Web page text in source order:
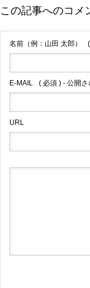
この記事へのコメ
名前（例：山田 太郎）
E-MAIL ( 必須 ) - 公開
URL